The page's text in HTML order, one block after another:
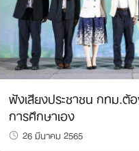
Search
for:
ฟังเสียงประชาชน กทม.
การศึกษาเอง
26 มีนาคม 2565